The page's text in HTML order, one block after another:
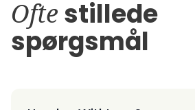
Ofte stillede
spørgsmål